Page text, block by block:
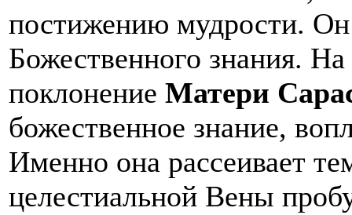
постижению мудрости.
Божественного знания.
поклонение Матери
божественное знание,
Именно она рассеивает
целестиальной Вены